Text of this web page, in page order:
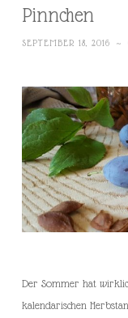
Pinnchen
SEPTEMBER 18, 2016 ~
Der Sommer hat
kalendarischen